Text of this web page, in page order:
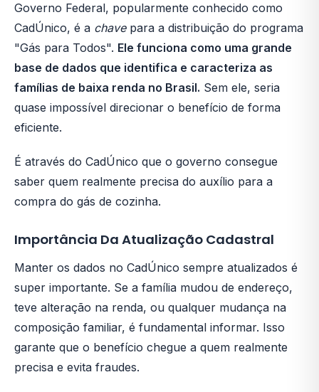
Governo Federal, popularmente conhecido como
CadÚnico, é a chavepara a distribuição do programa
"Gás para Todos". Ele funciona como uma grande
base de dados que identifica e caracteriza as
famílias de baixa renda no Brasil. Sem ele, seria
quase impossível direcionar o benefício de forma
eficiente.
É através do CadÚnico que o governo consegue
saber quem realmente precisa do auxílio para a
compra do gás de cozinha.
Importância Da Atualização Cadastral
Manter os dados no CadÚnico sempre atualizados é
super importante. Se a família mudou de endereço,
teve alteração na renda, ou qualquer mudança na
composição familiar, é fundamental informar. Isso
garante que o benefício chegue a quem realmente
precisa e evita fraudes.